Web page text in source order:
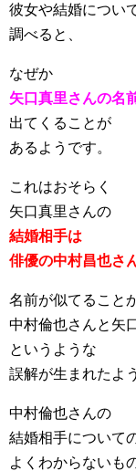
彼女や結婚につい
調べると、
なぜか
矢口真里さんの名
出てくることが
あるようです。
これはおそらく
矢口真里さんの
結婚相手は
俳優の中村昌也さ
名前が似てること
中村倫也さんと矢
というような
誤解が生まれたよ
中村倫也さんの
結婚相手について
よくわからないも